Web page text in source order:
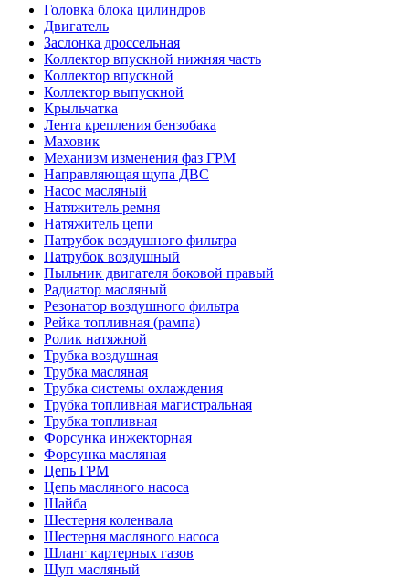
Головка блока цилиндров
Двигатель
Заслонка дроссельная
Коллектор впускной нижняя часть
Коллектор впускной
Коллектор выпускной
Крыльчатка
Лента крепления бензобака
Маховик
Механизм изменения фаз ГРМ
Направляющая щупа ДВС
Насос масляный
Натяжитель ремня
Натяжитель цепи
Патрубок воздушного фильтра
Патрубок воздушный
Пыльник двигателя боковой правый
Радиатор масляный
Резонатор воздушного фильтра
Рейка топливная (рампа)
Ролик натяжной
Трубка воздушная
Трубка масляная
Трубка системы охлаждения
Трубка топливная магистральная
Трубка топливная
Форсунка инжекторная
Форсунка масляная
Цепь ГРМ
Цепь масляного насоса
Шайба
Шестерня коленвала
Шестерня масляного насоса
Шланг картерных газов
Щуп масляный